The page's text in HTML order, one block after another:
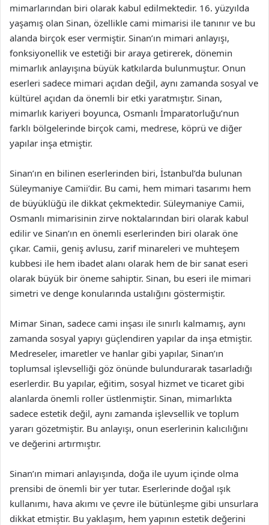
mimarlarından biri olarak kabul edilmektedir. 16. yüzyılda
yaşamış olan Sinan, özellikle cami mimarisi ile tanınır ve bu
alanda birçok eser vermiştir. Sinan’ın mimari anlayışı,
fonksiyonellik ve estetiği bir araya getirerek, dönemin
mimarlık anlayışına büyük katkılarda bulunmuştur. Onun
eserleri sadece mimari açıdan değil, aynı zamanda sosyal ve
kültürel açıdan da önemli bir etki yaratmıştır. Sinan,
mimarlık kariyeri boyunca, Osmanlı İmparatorluğu’nun
farklı bölgelerinde birçok cami, medrese, köprü ve diğer
yapılar inşa etmiştir.
Sinan’ın en bilinen eserlerinden biri, İstanbul’da bulunan
Süleymaniye Camii’dir. Bu cami, hem mimari tasarımı hem
de büyüklüğü ile dikkat çekmektedir. Süleymaniye Camii,
Osmanlı mimarisinin zirve noktalarından biri olarak kabul
edilir ve Sinan’ın en önemli eserlerinden biri olarak öne
çıkar. Camii, geniş avlusu, zarif minareleri ve muhteşem
kubbesi ile hem ibadet alanı olarak hem de bir sanat eseri
olarak büyük bir öneme sahiptir. Sinan, bu eseri ile mimari
simetri ve denge konularında ustalığını göstermiştir.
Mimar Sinan, sadece cami inşası ile sınırlı kalmamış, aynı
zamanda sosyal yapıyı güçlendiren yapılar da inşa etmiştir.
Medreseler, imaretler ve hanlar gibi yapılar, Sinan’ın
toplumsal işlevselliği göz önünde bulundurarak tasarladığı
eserlerdir. Bu yapılar, eğitim, sosyal hizmet ve ticaret gibi
alanlarda önemli roller üstlenmiştir. Sinan, mimarlıkta
sadece estetik değil, aynı zamanda işlevsellik ve toplum
yararı gözetmiştir. Bu anlayışı, onun eserlerinin kalıcılığını
ve değerini artırmıştır.
Sinan’ın mimari anlayışında, doğa ile uyum içinde olma
prensibi de önemli bir yer tutar. Eserlerinde doğal ışık
kullanımı, hava akımı ve çevre ile bütünleşme gibi unsurlara
dikkat etmiştir. Bu yaklaşım, hem yapının estetik değerini